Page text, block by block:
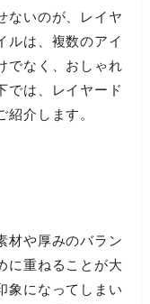
ないのが、レイヤ
ルは、複数のアイ
でなく、おしゃれ
では、レイヤード
介します。
材や厚みのバラン
に重ねることが大
象になってしまい